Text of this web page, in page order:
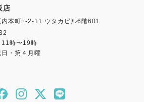
店
内本町1-2-11 ウタカビル6階601
時〜19時
・第４月曜